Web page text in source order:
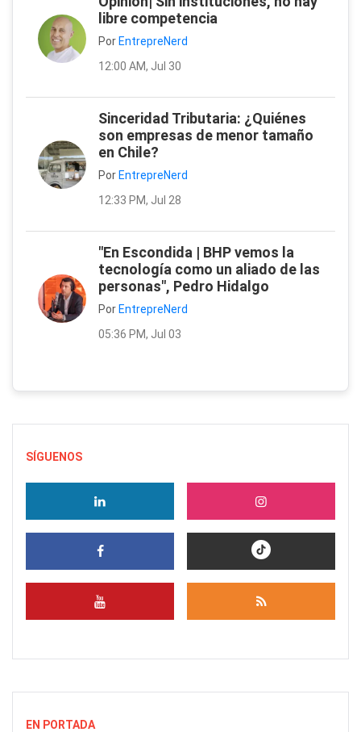
libre competencia
Por EntrepreNerd
12:00 AM, Jul 30
Sinceridad Tributaria: ¿Quiénes
son empresas de menor tamaño
en Chile?
Por EntrepreNerd
12:33 PM, Jul 28
"En Escondida | BHP vemos la
tecnología como un aliado de las
personas", Pedro Hidalgo
Por EntrepreNerd
05:36 PM, Jul 03
SÍGUENOS
EN PORTADA